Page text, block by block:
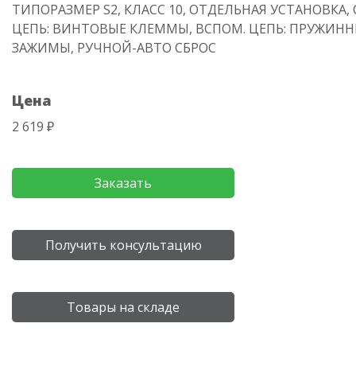
ТИПОРАЗМЕР S2, КЛАСС 10, ОТДЕЛЬНАЯ
ЦЕПЬ: ВИНТОВЫЕ КЛЕММЫ, ВСПОМ. ЦЕПЬ:
ЗАЖИМЫ, РУЧНОЙ-АВТО СБРОС
Цена
2 619 ₽
Заказать
Получить консультацию
Товары на складе